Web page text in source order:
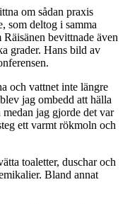
om sådan praxis
som deltog i samma
bevittnade även
grader. Hans bild av
och vattnet inte längre
jag ombedd att hälla
jag gjorde det var
ett varmt rökmoln och
toaletter, duschar och
Bland annat